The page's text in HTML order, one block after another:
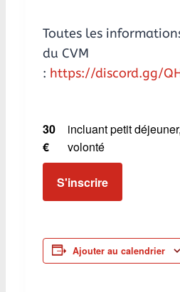
Toutes les
du CVM
: https://discord.gg/
30
€
incluant petit
volonté
S'inscrire
Ajouter au calendrier